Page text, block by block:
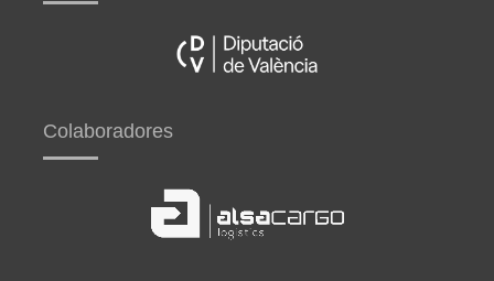
Colaboradores